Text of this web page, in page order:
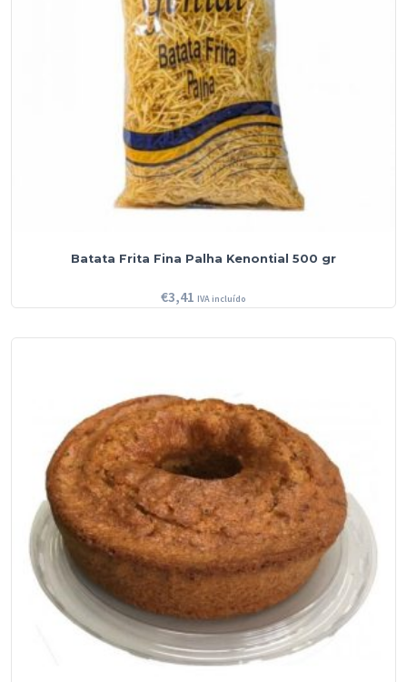
Batata Frita Fina Palha Kenontial 500 gr
€3,41 IVA incluído